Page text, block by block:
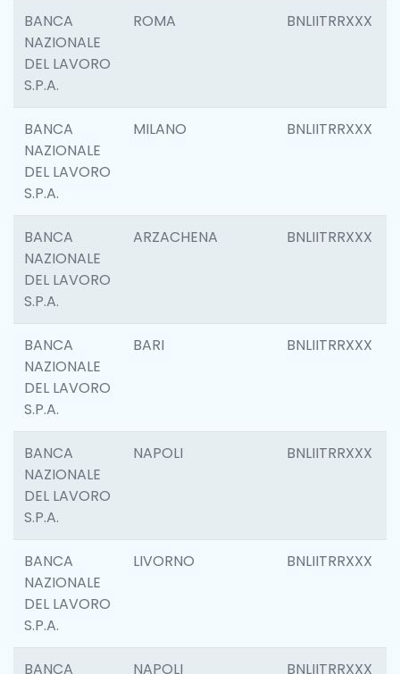
BANCA
NAZIONALE
DEL LAVORO
S.P.A.
ROMA BNLIITRRXXX
BANCA
NAZIONALE
DEL LAVORO
S.P.A.
MILANO BNLIITRRXXX
BANCA
NAZIONALE
DEL LAVORO
S.P.A.
ARZACHENA BNLIITRRXXX
BANCA
NAZIONALE
DEL LAVORO
S.P.A.
BARI BNLIITRRXXX
BANCA
NAZIONALE
DEL LAVORO
S.P.A.
NAPOLI BNLIITRRXXX
BANCA
NAZIONALE
DEL LAVORO
S.P.A.
LIVORNO BNLIITRRXXX
BANCA
NAPOLI BNLIITRRXXX